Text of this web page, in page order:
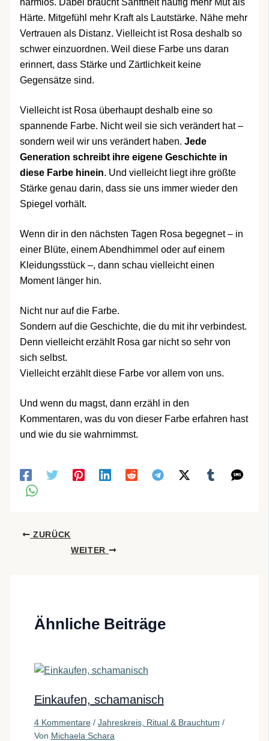
harmlos. Dabei braucht Sanftheit häufig mehr Mut als
Härte. Mitgefühl mehr Kraft als Lautstärke. Nähe mehr
Vertrauen als Distanz. Vielleicht ist Rosa deshalb so
schwer einzuordnen. Weil diese Farbe uns daran
erinnert, dass Stärke und Zärtlichkeit keine
Gegensätze sind.
Vielleicht ist Rosa überhaupt deshalb eine so
spannende Farbe. Nicht weil sie sich verändert hat –
sondern weil wir uns verändert haben. Jede
Generation schreibt ihre eigene Geschichte in
diese Farbe hinein. Und vielleicht liegt ihre größte
Stärke genau darin, dass sie uns immer wieder den
Spiegel vorhält.
Wenn dir in den nächsten Tagen Rosa begegnet – in
einer Blüte, einem Abendhimmel oder auf einem
Kleidungsstück –, dann schau vielleicht einen
Moment länger hin.
Nicht nur auf die Farbe.
Sondern auf die Geschichte, die du mit ihr verbindest.
Denn vielleicht erzählt Rosa gar nicht so sehr von
sich selbst.
Vielleicht erzählt diese Farbe vor allem von uns.
Und wenn du magst, dann erzähl in den
Kommentaren, was du von dieser Farbe erfahren hast
und wie du sie wahrnimmst.
ZURÜCK
WEITER
Ähnliche Beiträge
Einkaufen, schamanisch
4 Kommentare / Jahreskreis, Ritual & Brauchtum /
Von Michaela Schara